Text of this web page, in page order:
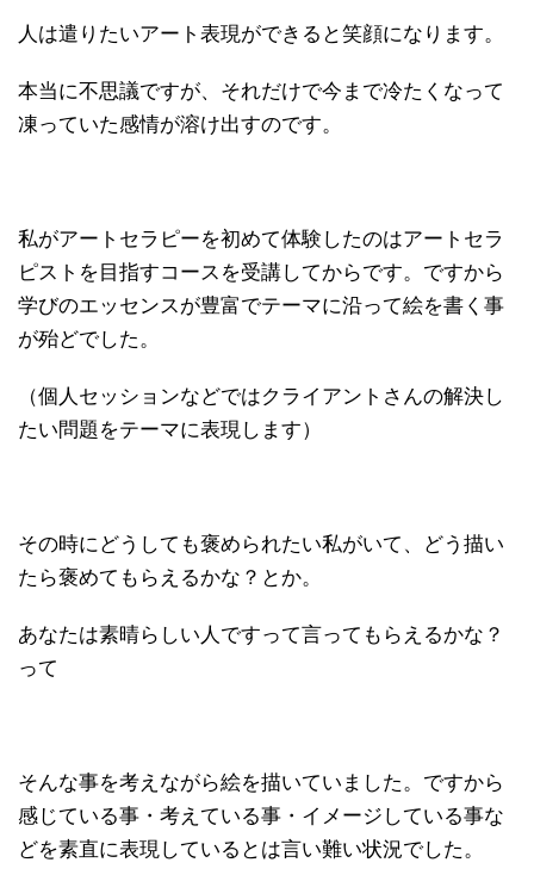
人は遣りたいアート表現ができると笑顔になります。
本当に不思議ですが、それだけで今まで冷たくなって
凍っていた感情が溶け出すのです。
私がアートセラピーを初めて体験したのはアートセラ
ピストを目指すコースを受講してからです。ですから
学びのエッセンスが豊富でテーマに沿って絵を書く事
が殆どでした。
（個人セッションなどではクライアントさんの解決し
たい問題をテーマに表現します）
その時にどうしても褒められたい私がいて、どう描い
たら褒めてもらえるかな？とか。
あなたは素晴らしい人ですって言ってもらえるかな？
って
そんな事を考えながら絵を描いていました。ですから
感じている事・考えている事・イメージしている事な
どを素直に表現しているとは言い難い状況でした。